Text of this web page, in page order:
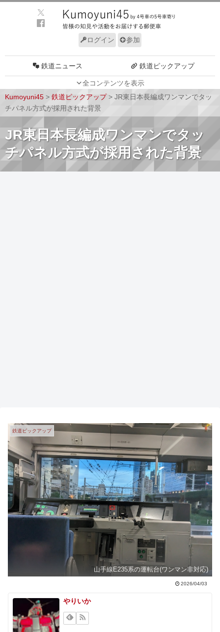
ログイン 参加
全コンテンツを表示
鉄道ニュース 鉄道ピックアップ
車両技術
Kumoyuni45 > 鉄道ピックアップ> JR東日本長編成ワンマンでタッ
チパネル方式が採用された背景
JR東日本長編成ワンマンでタッ
チパネル方式が採用された背景
鉄道ピックアップ
山手線E235系の運転台(ワンマン非対応)
2026/04/03
やりいか